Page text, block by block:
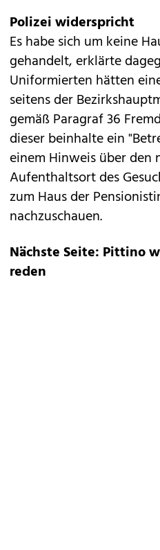
Polizei widerspricht
Es habe sich um keine
gehandelt, erklärte
Uniformierten hätten
seitens der
gemäß Paragraf 36
dieser beinhalte ein
einem Hinweis über den
Aufenthaltsort des
zum Haus der
nachzuschauen.
Nächste Seite: Pittino
reden